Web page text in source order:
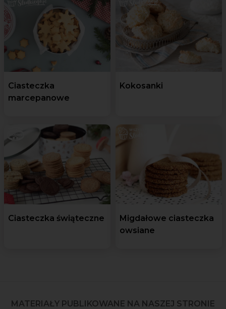
Ciasteczka
marcepanowe
Kokosanki
Ciasteczka świąteczne
Migdałowe ciasteczka
owsiane
MATERIAŁY PUBLIKOWANE NA NASZEJ STRONIE